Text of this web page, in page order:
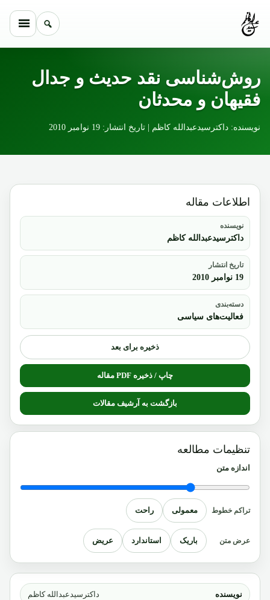
روش‌شناسی نقد حدیث و جدال
فقیهان و محدثان
نویسنده: داکترسیدعبدالله کاظم | تاریخ انتشار: 19 نوامبر 2010
نویسنده داکترسیدعبدالله کاظم
اطلاعات مقاله
نویسنده
داکترسیدعبدالله کاظم
تاریخ انتشار
19 نوامبر 2010
دسته‌بندی
فعالیت‌های سیاسی
ذخیره برای بعد
چاپ / ذخیره PDF مقاله
بازگشت به آرشیف مقالات
تنظیمات مطالعه
اندازه متن
تراکم خطوط معمولی راحت
عرض متن باریک استاندارد عریض